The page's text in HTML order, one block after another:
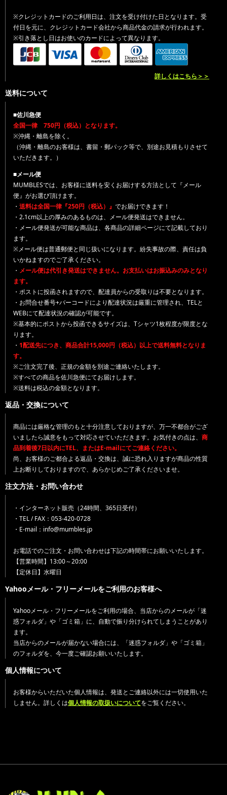
※クレジットカードのご利用日は、注文を受け付けた日となります。受
付日を元に、クレジットカード会社から商品代金の請求が行われます。
※引き落とし日はお使いのカードによって異なります。
詳しくはこちら＞＞
送料について
■佐川急便
全国一律 750円（税込）となります。
※沖縄・離島を除く。
（沖縄・離島のお客様は、書留・郵パック等で、別途お見積もりさせて
いただきます。）
■メール便
MUMBLESでは、お客様に送料を安くお届けする方法として『メール
便』がお選び頂けます。
・ 送料は全国一律『250円（税込）』 でお届けできます！
・2.1cm以上の厚みのあるものは、メール便発送はできません。
・メール便発送が可能な商品は、各商品の詳細ページにて記載しており
ます。
※メール便は普通郵便と同じ扱いになります。紛失事故の際、責任は負
いかねますのでご了承ください。
・ メール便は代引き発送はできません。お支払いはお振込みのみとなり
ます。
・ポストに投函されますので、配達員からの受取りは不要となります。
・お問合せ番号+バーコードにより配達状況は厳重に管理され、TELと
WEBにて配達状況の確認が可能です。
※基本的にポストから投函できるサイズは、Tシャツ1枚程度が限度とな
ります。
・ 1配送先につき、商品合計15,000円（税込）以上で送料無料となりま
す。
※ご注文完了後、正規の金額を別途ご連絡いたします。
※すべての商品を佐川急便にてお届けします。
※送料は税込の金額となります。
返品・交換について
商品には厳格な管理のもと十分注意しておりますが、万一不都合がござ
いましたら誠意をもって対応させていただきます。お気付きの点は、 商
品到着後7日以内にTEL、またはE-mailにてご連絡ください。
尚、お客様のご都合よる返品・交換は、誠に恐れ入りますが商品の性質
上お断りしておりますので、あらかじめご了承くださいませ。
注文方法・お問い合わせ
・インターネット販売（24時間、365日受付）
・TEL / FAX：053-420-0728
・E-mail：info@mumbles.jp
お電話でのご注文・お問い合わせは下記の時間帯にお願いいたします。
【営業時間】13:00～20:00
【定休日】水曜日
Yahooメール・フリーメールをご利用のお客様へ
Yahooメール・フリーメールをご利用の場合、当店からのメールが「迷
惑フォルダ」や「ゴミ箱」に、自動で振り分けられてしまうことがあり
ます。
当店からのメールが届かない場合には、「迷惑フォルダ」や「ゴミ箱」
のフォルダを、今一度ご確認お願いいたします。
個人情報について
お客様からいただいた個人情報は、発送とご連絡以外には一切使用いた
しません。詳しくは個人情報の取扱いについてをご覧ください。